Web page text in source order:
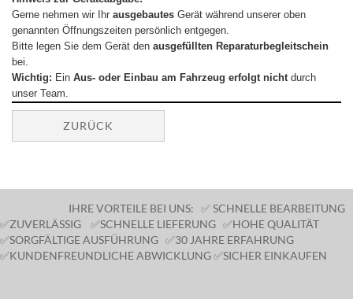
Gerne nehmen wir Ihr ausgebautes Gerät während unserer oben
genannten Öffnungszeiten persönlich entgegen.
Bitte legen Sie dem Gerät den ausgefüllten Reparaturbegleitschein
bei.
Wichtig: Ein Aus- oder Einbau am Fahrzeug erfolgt nichtdurch
unser Team.
ZURÜCK
IHRE VORTEILE BEI UNS: ✅ SCHNELLE BEARBEITUNG
✅ZUVERLÄSSIG ✅SCHNELLE LIEFERUNG ✅HOHE QUALITÄT
✅SORGFÄLTIGE AUSFÜHRUNG ✅30 JAHRE ERFAHRUNG
✅KUNDENFREUNDLICHE ABWICKLUNG ✅SICHER EINKAUFEN